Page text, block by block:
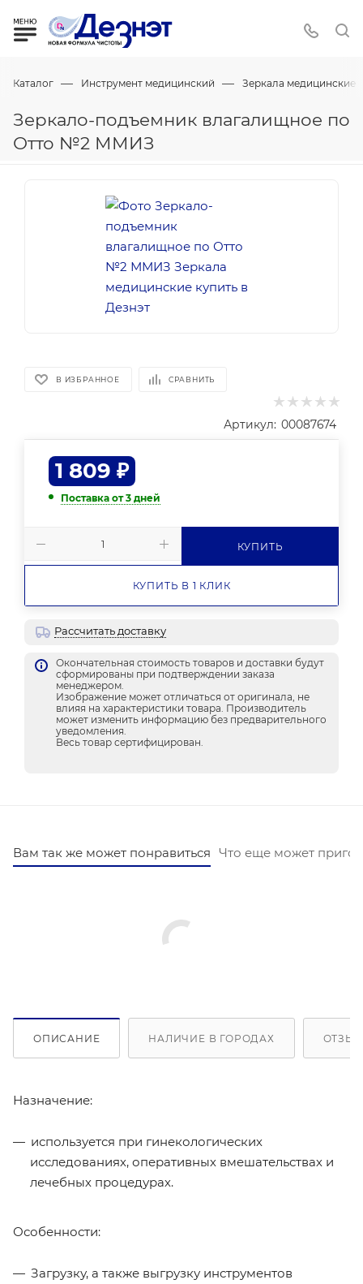
Каталог — Инструмент медицинский — Зеркала медицинские
Зеркало-подъемник влагалищное по
Отто №2 ММИЗ
В ИЗБРАННОЕ СРАВНИТЬ
Артикул: 00087674
1 809 ₽
Поставка от 3 дней
КУПИТЬ
КУПИТЬ В 1 КЛИК
Рассчитать доставку
Окончательная стоимость товаров и доставки будут
сформированы при подтверждении заказа
менеджером.
Изображение может отличаться от оригинала, не
влияя на характеристики товара. Производитель
может изменить информацию без предварительного
уведомления.
Весь товар сертифицирован.
Вам так же может понравиться Что еще может
ОПИСАНИЕ НАЛИЧИЕ В ГОРОДАХ
Назначение:
используется при гинекологических
исследованиях, оперативных вмешательствах и
лечебных процедурах.
Особенности:
Загрузку, а также выгрузку инструментов